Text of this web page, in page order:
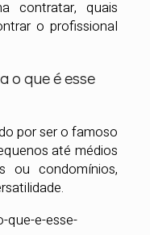
contratar, quais
o profissional
o que é esse
por ser o famoso
até médios
ou condomínios,